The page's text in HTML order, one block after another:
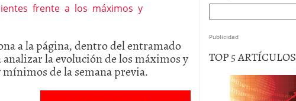
a la página, dentro del entramado
analizar la evolución de los máximos y
de la semana previa.
Publicidad
TOP 5 ARTÍCULOS